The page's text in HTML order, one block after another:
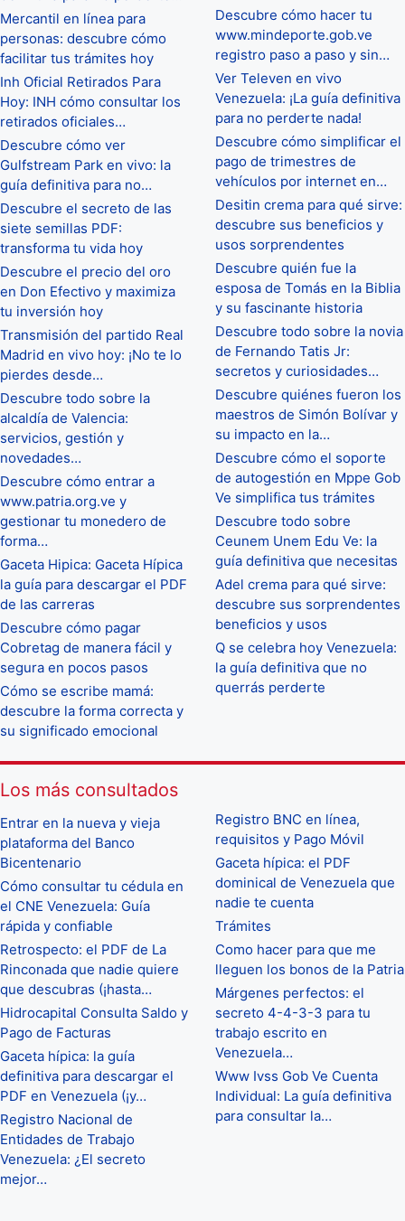
Mercantil en línea para
personas: descubre cómo
facilitar tus trámites hoy
Inh Oficial Retirados Para
Hoy: INH cómo consultar los
retirados oficiales…
Descubre cómo ver
Gulfstream Park en vivo: la
guía definitiva para no…
Descubre el secreto de las
siete semillas PDF:
transforma tu vida hoy
Descubre el precio del oro
en Don Efectivo y maximiza
tu inversión hoy
Transmisión del partido Real
Madrid en vivo hoy: ¡No te lo
pierdes desde…
Descubre todo sobre la
alcaldía de Valencia:
servicios, gestión y
novedades…
Descubre cómo entrar a
www.patria.org.ve y
gestionar tu monedero de
forma…
Gaceta Hipica: Gaceta Hípica
la guía para descargar el PDF
de las carreras
Descubre cómo pagar
Cobretag de manera fácil y
segura en pocos pasos
Cómo se escribe mamá:
descubre la forma correcta y
su significado emocional
Descubre cómo hacer tu
www.mindeporte.gob.ve
registro paso a paso y sin…
Ver Televen en vivo
Venezuela: ¡La guía definitiva
para no perderte nada!
Descubre cómo simplificar el
pago de trimestres de
vehículos por internet en…
Desitin crema para qué sirve:
descubre sus beneficios y
usos sorprendentes
Descubre quién fue la
esposa de Tomás en la Biblia
y su fascinante historia
Descubre todo sobre la novia
de Fernando Tatis Jr:
secretos y curiosidades…
Descubre quiénes fueron los
maestros de Simón Bolívar y
su impacto en la…
Descubre cómo el soporte
de autogestión en Mppe Gob
Ve simplifica tus trámites
Descubre todo sobre
Ceunem Unem Edu Ve: la
guía definitiva que necesitas
Adel crema para qué sirve:
descubre sus sorprendentes
beneficios y usos
Q se celebra hoy Venezuela:
la guía definitiva que no
querrás perderte
Los más consultados
Entrar en la nueva y vieja
plataforma del Banco
Bicentenario
Cómo consultar tu cédula en
el CNE Venezuela: Guía
rápida y confiable
Retrospecto: el PDF de La
Rinconada que nadie quiere
que descubras (¡hasta…
Hidrocapital Consulta Saldo y
Pago de Facturas
Gaceta hípica: la guía
definitiva para descargar el
PDF en Venezuela (¡y…
Registro Nacional de
Entidades de Trabajo
Venezuela: ¿El secreto
mejor…
Registro BNC en línea,
requisitos y Pago Móvil
Gaceta hípica: el PDF
dominical de Venezuela que
nadie te cuenta
Trámites
Como hacer para que me
lleguen los bonos de la Patria
Márgenes perfectos: el
secreto 4-4-3-3 para tu
trabajo escrito en
Venezuela…
Www Ivss Gob Ve Cuenta
Individual: La guía definitiva
para consultar la…